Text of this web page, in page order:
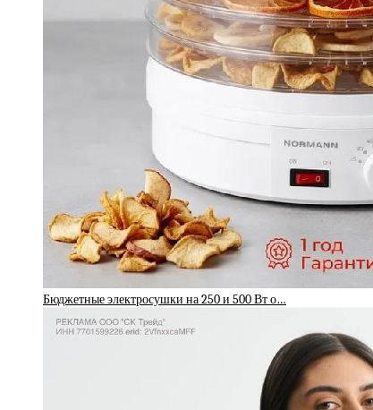
Бюджетные электросушки на 250 и 500 Вт о…